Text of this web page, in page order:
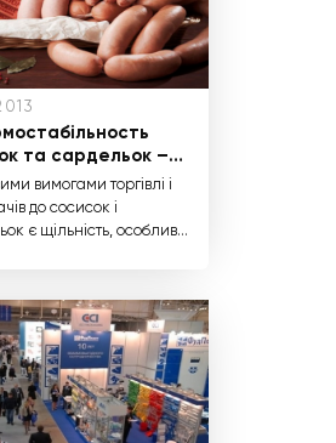
Ви рекомендуєте
делікатесів з
виходу,
про їх особливості?
та сардельок –
бізнес»,
2013
вимогами торгівлі і
до сосисок і
є щільність, особливо
також і для виробників
виробів з сосискою,
умови на їх
строго визначають,
бути співвідношення